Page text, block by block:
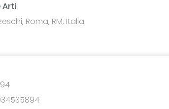
Arti
Roma, RM, Italia